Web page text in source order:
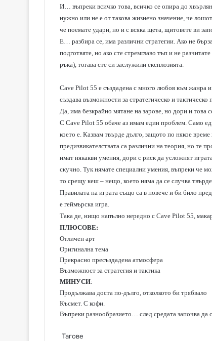
И… въпреки всичко това, всичко се опира до
нужно или не е от такова жизнено значение, че
че поемате удари, но и с всяка щета, щитовете ви
Е… разбира се, има различни стратегии. Ако не
подготвяте, но ако сте стремглаво тъп и не
ръка), тогава сте си заслужили експлозията.
Cave Pilot 55 е създадена с много любов към жанра
създава възможности за стратегическо и
Да, има безкрайно мятане на зарове, но дори и това
С Cave Pilot 55 обаче аз имам един проблем. Само
което е. Казвам твърде дълго, защото по някое
предизвикателствата са различни на теория, но те
имат някакви умения, дори с риск да усложнят
скучно. Тук нямате специални умения, въпреки че
то срещу кеш – нещо, което няма да се случва
Правилата на играта също са в повече и би било
е геймърска игра.
Така де, нищо напълно нередно с Cave Pilot 55,
ПЛЮСОВЕ:
Отличен арт
Оригинална тема
Прекрасно пресъздадена атмосфера
Възможност за стратегия и тактика
МИНУСИ:
Продължава доста по-дълго, отколкото би трябвало
Късмет. С кофи.
Въпреки разнообразието… след средата започва да
Тагове